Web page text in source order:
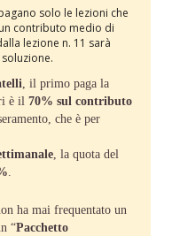
solo le lezioni che
contributo medio di
lezione n. 11 sarà
, il primo paga la
è il 70% sul contributo
che è per
, la quota del
.
ha mai frequentato un
“Pacchetto